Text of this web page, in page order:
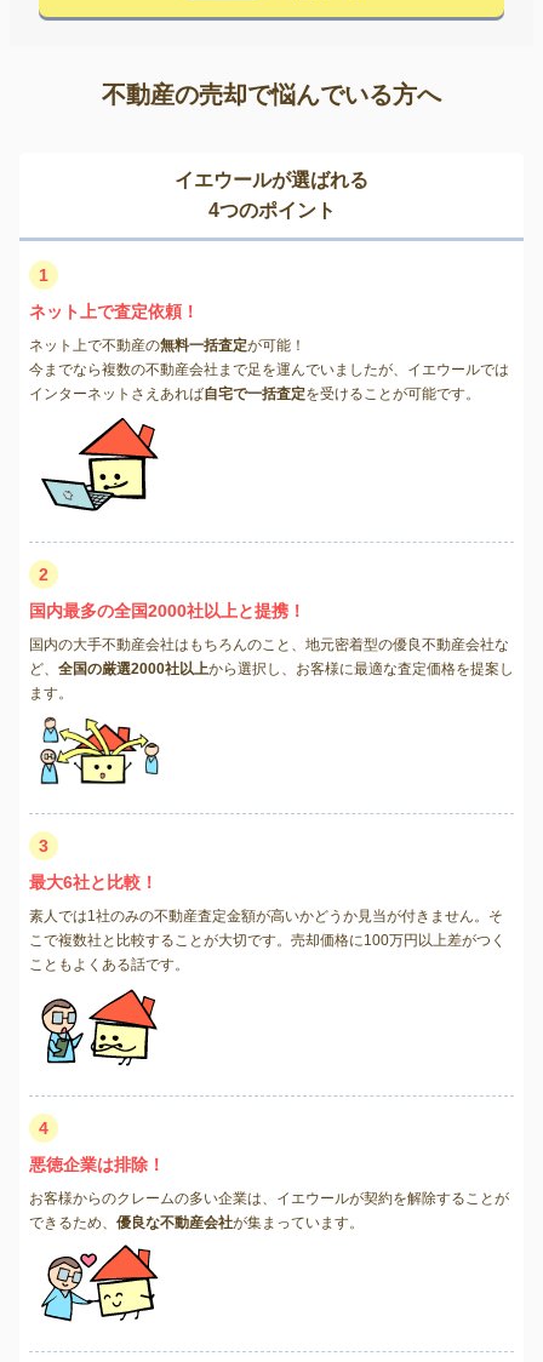
不動産の売却で悩んでいる方へ
イエウールが選ばれる
4つのポイント
1
ネット上で査定依頼！
ネット上で不動産の無料一括査定が可能！
今までなら複数の不動産会社まで足を運んでいましたが、イエウールでは
インターネットさえあれば自宅で一括査定を受けることが可能です。
2
国内最多の全国2000社以上と提携！
国内の大手不動産会社はもちろんのこと、地元密着型の優良不動産会社な
ど、 全国の厳選2000社以上から選択し、お客様に最適な査定価格を提案し
ます。
3
最大6社と比較！
素人では1社のみの不動産査定金額が高いかどうか見当が付きません。そ
こで複数社と比較することが大切です。売却価格に100万円以上差がつく
こともよくある話です。
4
悪徳企業は排除！
お客様からのクレームの多い企業は、イエウールが契約を解除することが
できるため、 優良な不動産会社が集まっています。